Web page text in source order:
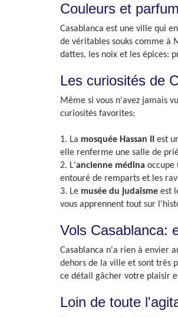
Couleurs et
Casablanca est une ville qui
de véritables souks comme à
dattes, les noix et les épices:
Les curiosités de
Même si vous n'avez jamais
curiosités favorites:
1. La mosquée Hassan II
est
elle renferme une salle de
2. L'ancienne médina occupe
entouré de remparts et les
3. Le musée du judaïsme est
vous apprennent tout sur
Vols Casablanca:
Casablanca n'a rien à envier
dehors de la ville et sont très
ce détail gâcher votre plaisir
Loin de toute